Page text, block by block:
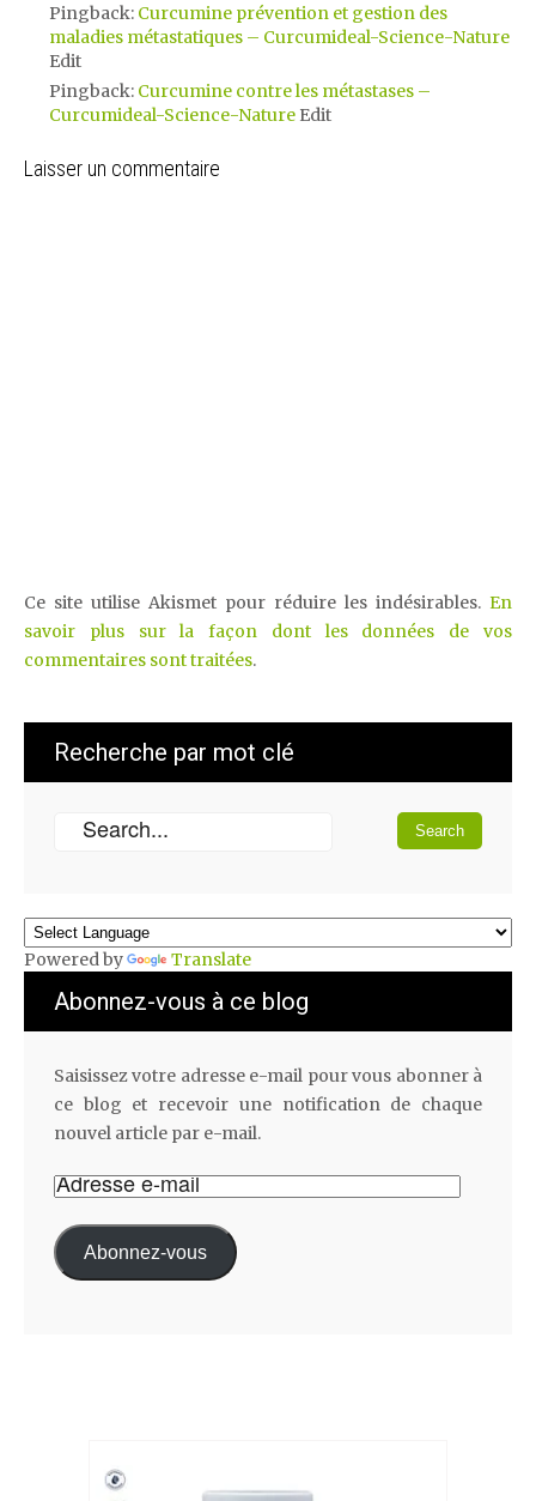
Pingback: Curcumine prévention et gestion des
maladies métastatiques – Curcumideal-Science-Nature
Edit
Pingback: Curcumine contre les métastases –
Curcumideal-Science-Nature Edit
Laisser un commentaire
Ce site utilise Akismet pour réduire les indésirables. En
savoir plus sur la façon dont les données de vos
commentaires sont traitées.
Recherche par mot clé
Powered by Translate
Abonnez-vous à ce blog
Saisissez votre adresse e-mail pour vous abonner à
ce blog et recevoir une notification de chaque
nouvel article par e-mail.
Abonnez-vous